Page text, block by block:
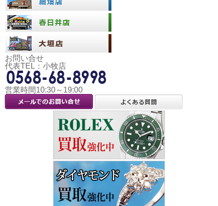
お問い合せ
代表TEL：小牧店
営業時間10:30～19:00